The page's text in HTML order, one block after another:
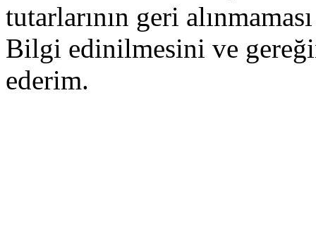
tutarlarının geri
Bilgi edinilmesini ve
ederim.